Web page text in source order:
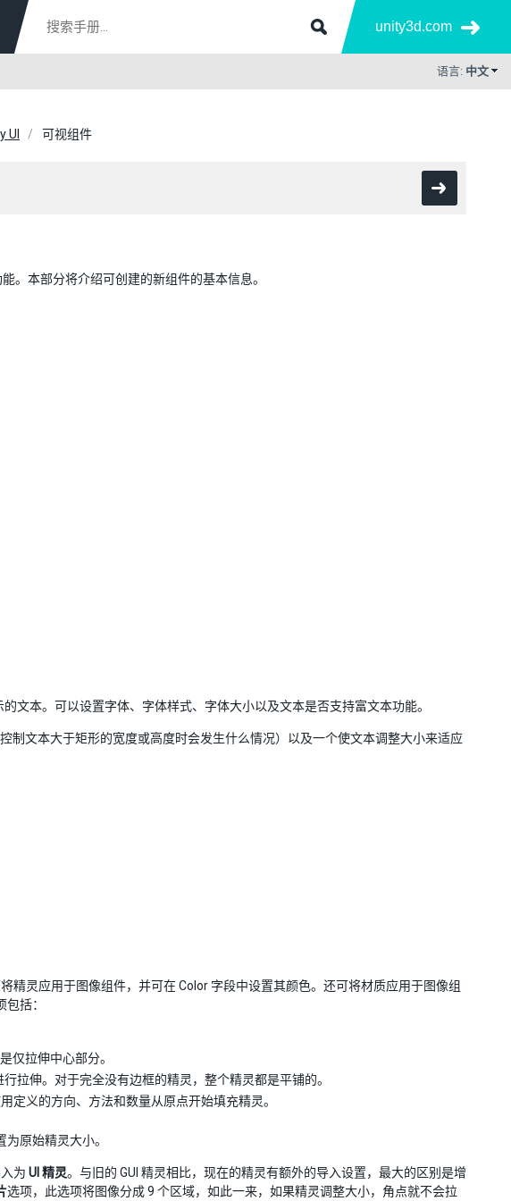
unity3d.com
语言: 中文
UI 可视组件
。本部分将介绍可创建的新组件的基本信息。
文本。可以设置字体、字体样式、字体大小以及文本是否支持富文本功能。
制文本大于矩形的宽度或高度时会发生什么情况）以及一个使文本调整大小来适应
精灵应用于图像组件，并可在 Color 字段中设置其颜色。还可将材质应用于图像组
括：
仅拉伸中心部分。
拉伸。对于完全没有边框的精灵，整个精灵都是平铺的。
定义的方向、方法和数量从原点开始填充精灵。
原始精灵大小。
为 UI 精灵。与旧的 GUI 精灵相比，现在的精灵有额外的导入设置，最大的区别是增
选项，此选项将图像分成 9 个区域，如此一来，如果精灵调整大小，角点就不会拉